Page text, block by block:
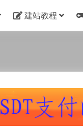
建站教程